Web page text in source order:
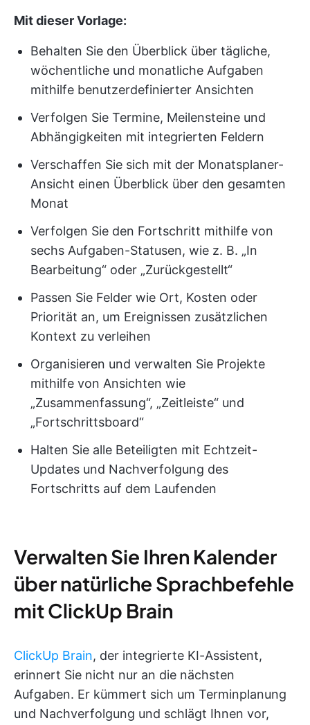
Mit dieser Vorlage:
Behalten Sie den Überblick über tägliche,
wöchentliche und monatliche Aufgaben
mithilfe benutzerdefinierter Ansichten
Verfolgen Sie Termine, Meilensteine und
Abhängigkeiten mit integrierten Feldern
Verschaffen Sie sich mit der Monatsplaner-
Ansicht einen Überblick über den gesamten
Monat
Verfolgen Sie den Fortschritt mithilfe von
sechs Aufgaben-Statusen, wie z. B. „In
Bearbeitung“ oder „Zurückgestellt“
Passen Sie Felder wie Ort, Kosten oder
Priorität an, um Ereignissen zusätzlichen
Kontext zu verleihen
Organisieren und verwalten Sie Projekte
mithilfe von Ansichten wie
„Zusammenfassung“, „Zeitleiste“ und
„Fortschrittsboard“
Halten Sie alle Beteiligten mit Echtzeit-
Updates und Nachverfolgung des
Fortschritts auf dem Laufenden
Verwalten Sie Ihren Kalender
über natürliche Sprachbefehle
mit ClickUp Brain
ClickUp Brain, der integrierte KI-Assistent,
erinnert Sie nicht nur an die nächsten
Aufgaben. Er kümmert sich um Terminplanung
und Nachverfolgung und schlägt Ihnen vor,